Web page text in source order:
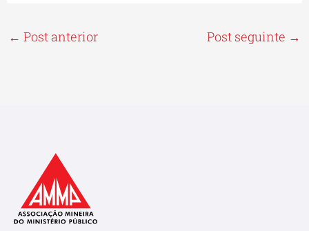
← Post anterior Post seguinte →